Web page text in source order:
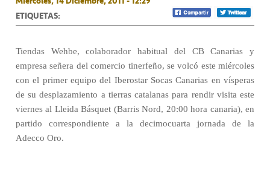
ETIQUETAS:
Tiendas Wehbe, colaborador habitual del CB Canarias y
empresa señera del comercio tinerfeño, se volcó este miércoles
con el primer equipo del Iberostar Socas Canarias en vísperas
de su desplazamiento a tierras catalanas para rendir visita este
viernes al Lleida Básquet (Barris Nord, 20:00 hora canaria), en
partido correspondiente a la decimocuarta jornada de la
Adecco Oro.